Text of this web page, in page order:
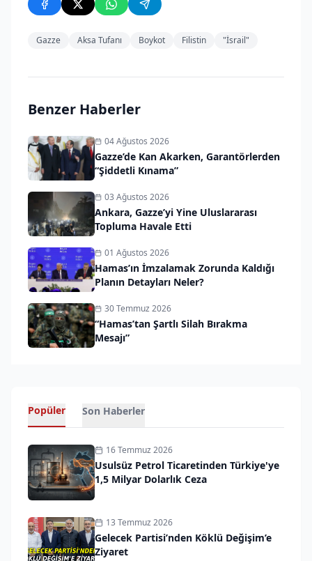
Gazze Aksa Tufanı Boykot Filistin "İsrail"
Benzer Haberler
04 Ağustos 2026
Gazze’de Kan Akarken, Garantörlerden
“Şiddetli Kınama”
03 Ağustos 2026
Ankara, Gazze’yi Yine Uluslararası
Topluma Havale Etti
01 Ağustos 2026
Hamas’ın İmzalamak Zorunda Kaldığı
Planın Detayları Neler?
30 Temmuz 2026
“Hamas’tan Şartlı Silah Bırakma
Mesajı”
Popüler Son Haberler
16 Temmuz 2026
Usulsüz Petrol Ticaretinden Türkiye'ye
1,5 Milyar Dolarlık Ceza
13 Temmuz 2026
Gelecek Partisi’nden Köklü Değişim’e
Ziyaret